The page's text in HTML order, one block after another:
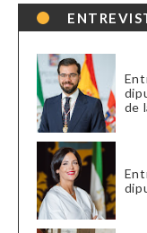
de